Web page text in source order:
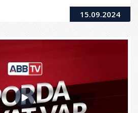
15.09.2024